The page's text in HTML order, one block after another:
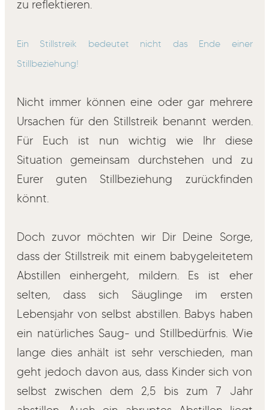
zu reflektieren.
Ein Stillstreik bedeutet nicht das Ende einer
Stillbeziehung!
Nicht immer können eine oder gar mehrere
Ursachen für den Stillstreik benannt werden.
Für Euch ist nun wichtig wie Ihr diese
Situation gemeinsam durchstehen und zu
Eurer guten Stillbeziehung zurückfinden
könnt.
Doch zuvor möchten wir Dir Deine Sorge,
dass der Stillstreik mit einem babygeleitetem
Abstillen einhergeht, mildern. Es ist eher
selten, dass sich Säuglinge im ersten
Lebensjahr von selbst abstillen. Babys haben
ein natürliches Saug- und Stillbedürfnis. Wie
lange dies anhält ist sehr verschieden, man
geht jedoch davon aus, dass Kinder sich von
selbst zwischen dem 2,5 bis zum 7 Jahr